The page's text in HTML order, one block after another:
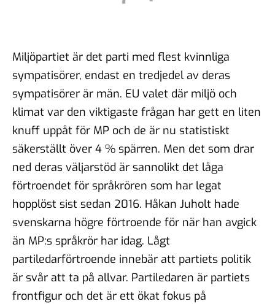
Miljöpartiet är det parti med flest kvinnliga
sympatisörer, endast en tredjedel av deras
sympatisörer är män. EU valet där miljö och
klimat var den viktigaste frågan har gett en liten
knuff uppåt för MP och de är nu statistiskt
säkerställt över 4 % spärren. Men det som drar
ned deras väljarstöd är sannolikt det låga
förtroendet för språkrören som har legat
hopplöst sist sedan 2016. Håkan Juholt hade
svenskarna högre förtroende för när han avgick
än MP:s språkrör har idag. Lågt
partiledarförtroende innebär att partiets politik
är svår att ta på allvar. Partiledaren är partiets
frontfigur och det är ett ökat fokus på